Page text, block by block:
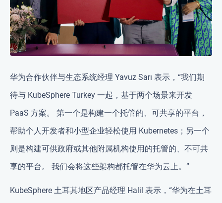
华为合作伙伴与生态系统经理 Yavuz Sarı 表示，“我们期
待与 KubeSphere Turkey 一起，基于两个场景来开发
PaaS 方案。 第一个是构建一个托管的、可共享的平台，
帮助个人开发者和小型企业轻松使用 Kubernetes；另一个
则是构建可供政府或其他附属机构使用的托管的、不可共
享的平台。 我们会将这些架构都托管在华为云上。”
KubeSphere 土耳其地区产品经理 Halil 表示，“华为在土耳